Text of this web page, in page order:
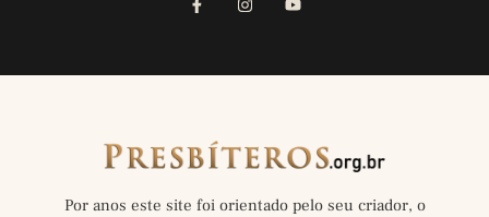
Por anos este site foi orientado pelo seu criador, o